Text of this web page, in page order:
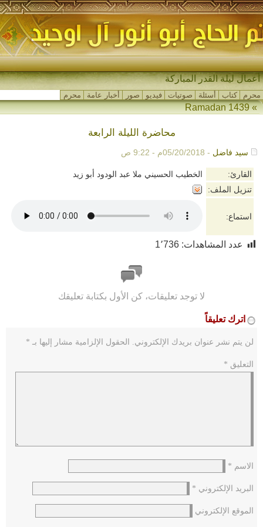
أعمال ليلة القدر المباركة
محرم كتاب أسئلة صوتيات فيديو صور أخبار عامة محرم
»
Ramadan 1439
محاضرة الليلة الرابعة
سيد فاضل - 05/20/2018م - 9:22 ص
القارئ:
الخطيب الحسيني ملا عبد الودود أبو زيد
تنزيل الملف:
استماع:
عدد المشاهدات: 1٬736
لا توجد تعليقات، كن الأول بكتابة تعليقك
اترك تعليقاً
لن يتم نشر عنوان بريدك الإلكتروني. الحقول الإلزامية مشار إليها بـ *
التعليق *
الاسم *
البريد الإلكتروني *
الموقع الإلكتروني